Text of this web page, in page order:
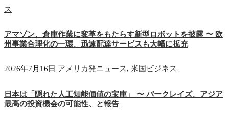
ス
アマゾン、倉庫作業に変革をもたらす新型ロボットを披露 〜 欧
州事業合理化の一環、迅速配達サービスも大幅に拡充
2026年7月16日 アメリカ発ニュース, 米国ビジネス
日本は「隠れた人工知能価値の宝庫」 〜 バークレイズ、アジア
最高の投資機会の可能性、と報告